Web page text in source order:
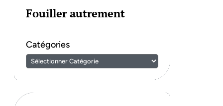
Fouiller autrement
Catégories